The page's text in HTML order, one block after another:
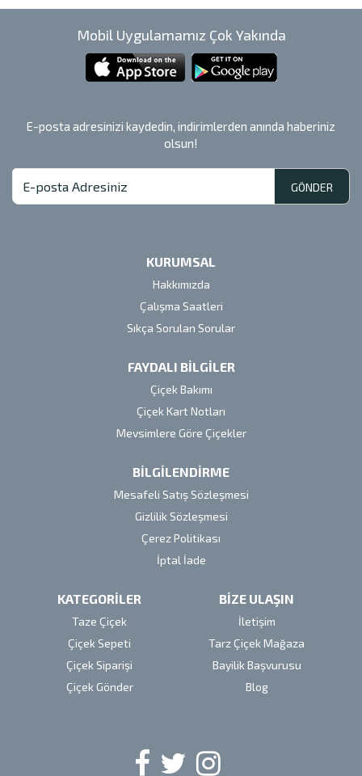
Mobil Uygulamamız Çok Yakında
E-posta adresinizi kaydedin, indirimlerden anında haberiniz
olsun!
GÖNDER
KURUMSAL
Hakkımızda
Çalışma Saatleri
Sıkça Sorulan Sorular
FAYDALI BİLGİLER
Çiçek Bakımı
Çiçek Kart Notları
Mevsimlere Göre Çiçekler
BİLGİLENDİRME
Mesafeli Satış Sözleşmesi
Gizlilik Sözleşmesi
Çerez Politikası
İptal İade
KATEGORİLER
Taze Çiçek
Çiçek Sepeti
Çiçek Siparişi
Çiçek Gönder
BİZE ULAŞIN
İletişim
Tarz Çiçek Mağaza
Bayilik Başvurusu
Blog